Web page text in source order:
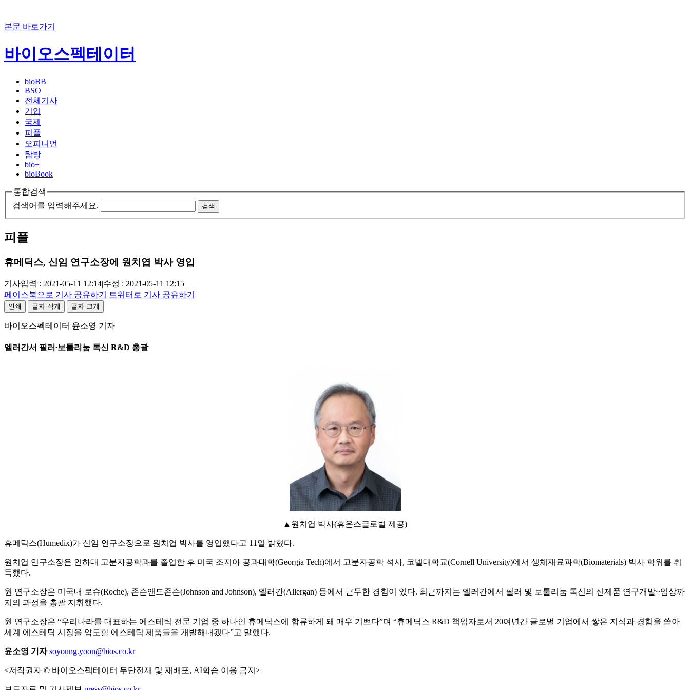
본문 바로가기
바이오스펙테이터
bioBB
BSO
전체기사
기업
국제
피플
오피니언
탐방
bio+
bioBook
통합검색
검색어를 입력해주세요.
검색
피플
휴메딕스, 신임 연구소장에 원치엽 박사 영입
기사입력 : 2021-05-11 12:14|수정 : 2021-05-11 12:15
페이스북으로 기사 공유하기
트위터로 기사 공유하기
인쇄 글자 작게 글자 크게
바이오스펙테이터 윤소영 기자
엘러간서 필러∙보툴리눔 톡신 R&D 총괄
▲원치엽 박사(휴온스글로벌 제공)
휴메딕스(Humedix)가 신임 연구소장으로 원치엽 박사를 영입했다고 11일 밝혔다.
원치엽 연구소장은 인하대 고분자공학과를 졸업한 후 미국 조지아 공과대학(Georgia Tech)에서 고분자공학 석사, 코넬대학교(Cornell University)에서 생체재료과학(Biomaterials) 박사 학위를 취
득했다.
원 연구소장은 미국내 로슈(Roche), 존슨앤드존슨(Johnson and Johnson), 엘러간(Allergan) 등에서 근무한 경험이 있다. 최근까지는 엘러간에서 필러 및 보툴리눔 톡신의 신제품 연구개발~임상까
지의 과정을 총괄 지휘했다.
원 연구소장은 “우리나라를 대표하는 에스테틱 전문 기업 중 하나인 휴메딕스에 합류하게 돼 매우 기쁘다”며 “휴메딕스 R&D 책임자로서 20여년간 글로벌 기업에서 쌓은 지식과 경험을 쏟아
세계 에스테틱 시장을 압도할 에스테틱 제품들을 개발해내겠다”고 말했다.
윤소영 기자 soyoung.yoon@bios.co.kr
<저작권자 © 바이오스펙테이터 무단전재 및 재배포, AI학습 이용 금지>